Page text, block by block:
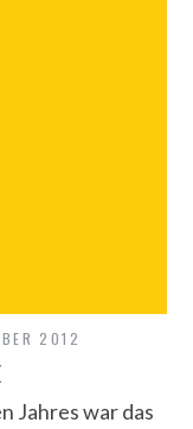
2012
Jahres war das